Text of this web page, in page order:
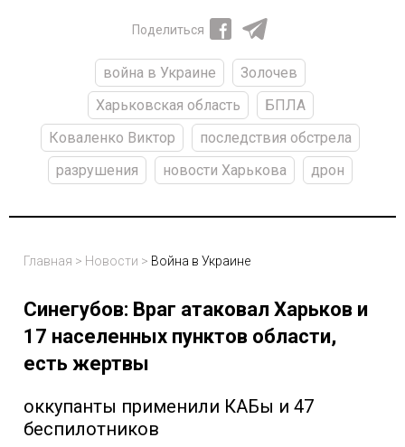
Поделиться
война в Украине
Золочев
Харьковская область
БПЛА
Коваленко Виктор
последствия обстрела
разрушения
новости Харькова дрон
Главная > Новости > Война в Украине
Синегубов: Враг атаковал Харьков и
17 населенных пунктов области,
есть жертвы
оккупанты применили КАБы и 47
беспилотников